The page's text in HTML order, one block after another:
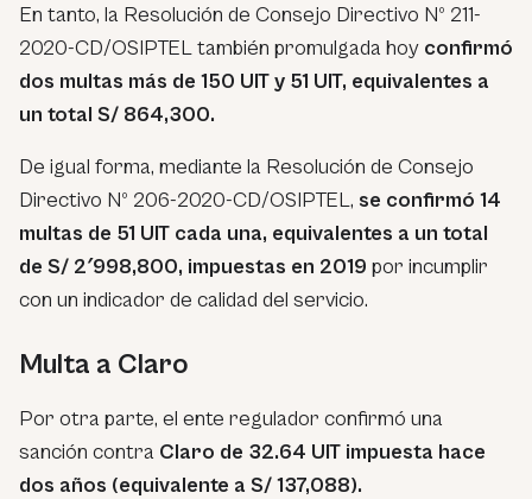
En tanto, la Resolución de Consejo Directivo Nº 211-
2020-CD/OSIPTEL también promulgada hoy confirmó
dos multas más de 150 UIT y 51 UIT, equivalentes a
un total S/ 864,300.
De igual forma, mediante la Resolución de Consejo
Directivo Nº 206-2020-CD/OSIPTEL, se confirmó 14
multas de 51 UIT cada una, equivalentes a un total
de S/ 2′998,800, impuestas en 2019 por incumplir
con un indicador de calidad del servicio.
Multa a Claro
Por otra parte, el ente regulador confirmó una
sanción contra Claro de 32.64 UIT impuesta hace
dos años (equivalente a S/ 137,088).